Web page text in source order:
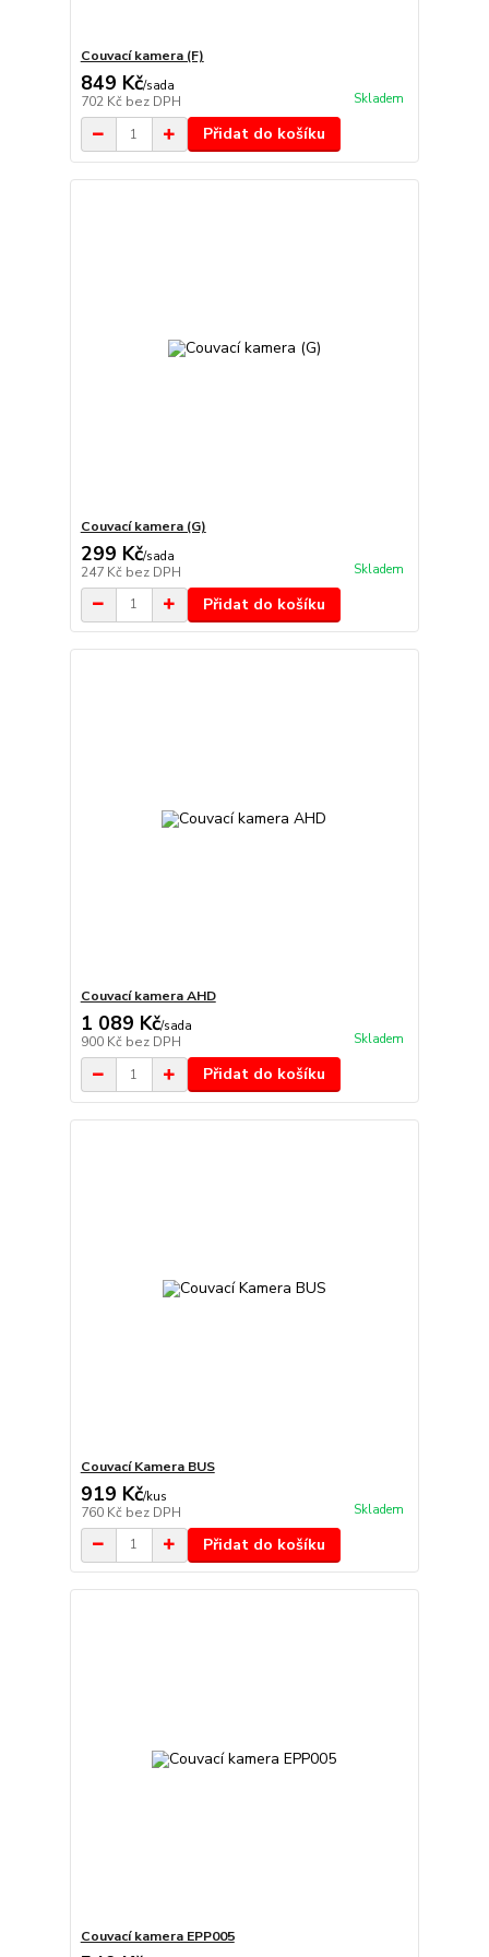
Couvací kamera (F)
849 Kč/sada
702 Kč bez DPH Skladem
Přidat do košíku
Couvací kamera (G)
299 Kč/sada
247 Kč bez DPH Skladem
Přidat do košíku
Couvací kamera AHD
1 089 Kč/sada
900 Kč bez DPH Skladem
Přidat do košíku
Couvací Kamera BUS
919 Kč/kus
760 Kč bez DPH Skladem
Přidat do košíku
Couvací kamera EPP005